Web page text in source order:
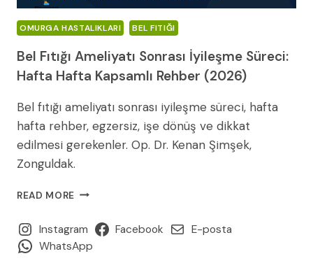
OMURGA HASTALIKLARI BEL FITIĞI
Bel Fıtığı Ameliyatı Sonrası İyileşme Süreci:
Hafta Hafta Kapsamlı Rehber (2026)
Bel fıtığı ameliyatı sonrası iyileşme süreci, hafta
hafta rehber, egzersiz, işe dönüş ve dikkat
edilmesi gerekenler. Op. Dr. Kenan Şimşek,
Zonguldak.
READ MORE BEL
AMELIYATI
SONRASI
İYILEŞME
Instagram Facebook
E-posta
WhatsApp